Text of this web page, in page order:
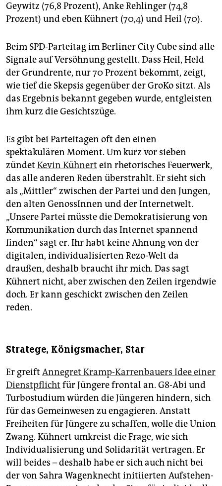
Geywitz (76,8 Prozent), Anke Rehlinger (74,8
Prozent) und eben Kühnert (70,4) und Heil (70).
Beim SPD-Parteitag im Berliner City Cube sind alle
Signale auf Versöhnung gestellt. Dass Heil, Held
der Grundrente, nur 70 Prozent bekommt, zeigt,
wie tief die Skepsis gegenüber der GroKo sitzt. Als
das Ergebnis bekannt gegeben wurde, entgleisten
ihm kurz die Gesichtszüge.
Es gibt bei Parteitagen oft den einen
spektakulären Moment. Um kurz vor sieben
zündet Kevin Kühnert ein rhetorisches Feuerwerk,
das alle anderen Reden überstrahlt. Er sieht sich
als „Mittler“ zwischen der Partei und den Jungen,
den alten GenossInnen und der Internetwelt.
„Unsere Partei müsste die Demokratisierung von
Kommunikation durch das Internet spannend
finden“ sagt er. Ihr habt keine Ahnung von der
digitalen, individualisierten Rezo-Welt da
draußen, deshalb braucht ihr mich. Das sagt
Kühnert nicht, aber zwischen den Zeilen irgendwie
doch. Er kann geschickt zwischen den Zeilen
reden.
Stratege, Königsmacher, Star
Er greift Annegret Kramp-Karrenbauers Idee einer
Dienstpflicht für Jüngere frontal an. G8-Abi und
Turbostudium würden die Jüngeren hindern, sich
für das Gemeinwesen zu engagieren. Anstatt
Freiheiten für Jüngere zu schaffen, wolle die Union
Zwang. Kühnert umkreist die Frage, wie sich
Individualisierung und Solidarität vertragen. Er
will beides – deshalb habe er sich auch nicht bei
der von Sahra Wagenknecht initiierten Aufstehen-